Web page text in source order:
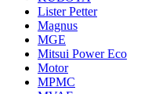
Lister Petter
Magnus
MGE
Mitsui Power Eco
Motor
MPMC